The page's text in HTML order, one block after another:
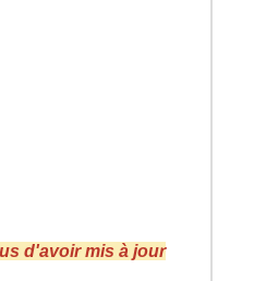
d'avoir mis à jour